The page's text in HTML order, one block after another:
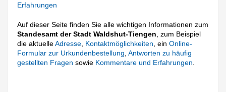
Erfahrungen
Auf dieser Seite finden Sie alle wichtigen Informationen zum
Standesamt der Stadt Waldshut-Tiengen , zum Beispiel
die aktuelleAdresse Kontaktmöglichkeiten , einOnline-
Formular zur Urkundenbestellung ,Antworten zu häufig
gestellten Fragen sowie Kommentare und Erfahrungen